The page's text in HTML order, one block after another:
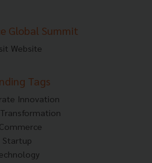
Global Summit
Website
Tags
Innovation
Startup